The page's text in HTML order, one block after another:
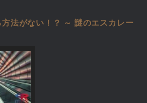
法がない！？ ～ 謎のエスカレー